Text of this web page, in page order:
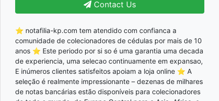
Contact Us
⭐ notafilia-kp.com tem atendido com confianca a
comunidade de colecionadores de cédulas por mais de 10
anos ⭐ Este periodo por si so é uma garantia uma decada
de experiencia, uma selecao continuamente em expansao,
E inúmeros clientes satisfeitos apoiam a loja online ⭐ A
seleção é realmente impressionante – dezenas de milhares
de notas bancárias estão disponíveis para colecionadores